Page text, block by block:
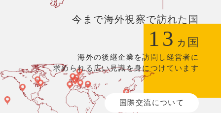
今まで海外視察で訪れた国
13 ヵ国
海外の後継企業を訪問し経営者に
求められる広い見識を身につけています
国際交流について